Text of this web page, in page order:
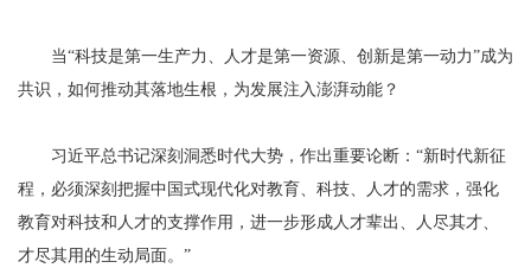
当“科技是第一生产力、人才是第一资源、创新是第一动力”成为
共识，如何推动其落地生根，为发展注入澎湃动能？
习近平总书记深刻洞悉时代大势，作出重要论断：“新时代新征
程，必须深刻把握中国式现代化对教育、科技、人才的需求，强化
教育对科技和人才的支撑作用，进一步形成人才辈出、人尽其才、
才尽其用的生动局面。”